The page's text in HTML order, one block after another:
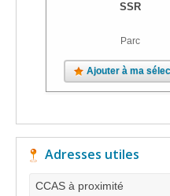
SSR
Parc
Ajouter à ma
Adresses utiles
CCAS à proximité